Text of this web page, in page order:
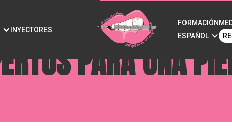
INYECTORES
FORMACIÓN
ESPAÑOL
PARA LAS
PARA UNA